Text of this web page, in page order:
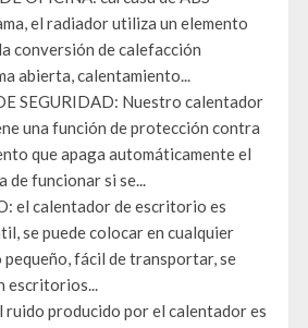
el radiador utiliza un elemento
conversión de calefacción
abierta, calentamiento...
SEGURIDAD: Nuestro calentador
una función de protección contra
que apaga automáticamente el
de funcionar si se...
el calentador de escritorio es
se puede colocar en cualquier
pequeño, fácil de transportar, se
escritorios...
ruido producido por el calentador es